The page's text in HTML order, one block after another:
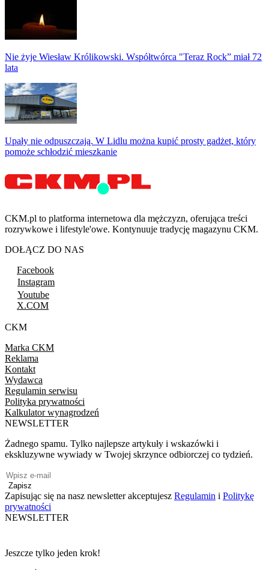
Nie żyje Wiesław Królikowski. Współtwórca "Teraz Rock” miał 72
lata
Upały nie odpuszczają. W Lidlu można kupić prosty gadżet, który
pomoże schłodzić mieszkanie
CKM.pl to platforma internetowa dla mężczyzn, oferująca treści
rozrywkowe i lifestyle'owe. Kontynuuje tradycję magazynu CKM.
DOŁĄCZ DO NAS
Facebook
Instagram
Youtube
X.COM
CKM
Marka CKM
Reklama
Kontakt
Wydawca
Regulamin serwisu
Polityka prywatności
Kalkulator wynagrodzeń
NEWSLETTER
Żadnego spamu. Tylko najlepsze artykuły i wskazówki i
ekskluzywne wywiady w Twojej skrzynce odbiorczej co tydzień.
Zapisz
Zapisując się na nasz newsletter akceptujesz Regulamin i Politykę
prywatności
NEWSLETTER
Jeszcze tylko jeden krok!